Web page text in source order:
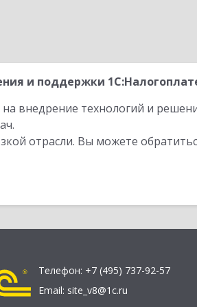
и поддержки
внедрение технологий и
отрасли. Вы можете
Телефон: +7 (495) 737-92-57
Email: site_v8@1c.ru